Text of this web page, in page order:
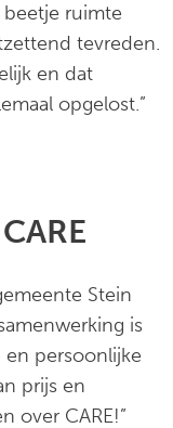
ruimte
tevreden.
en dat
opgelost.”
Stein
is
persoonlijke
prijs en
over CARE!”